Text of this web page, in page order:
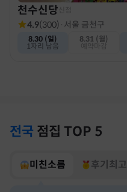
천수신당
4.9(300) · 서울 금천구
8.30 (일)
1자리 남음
8.31 (월)
전국 점집 TOP 5
미친소름 후기최고